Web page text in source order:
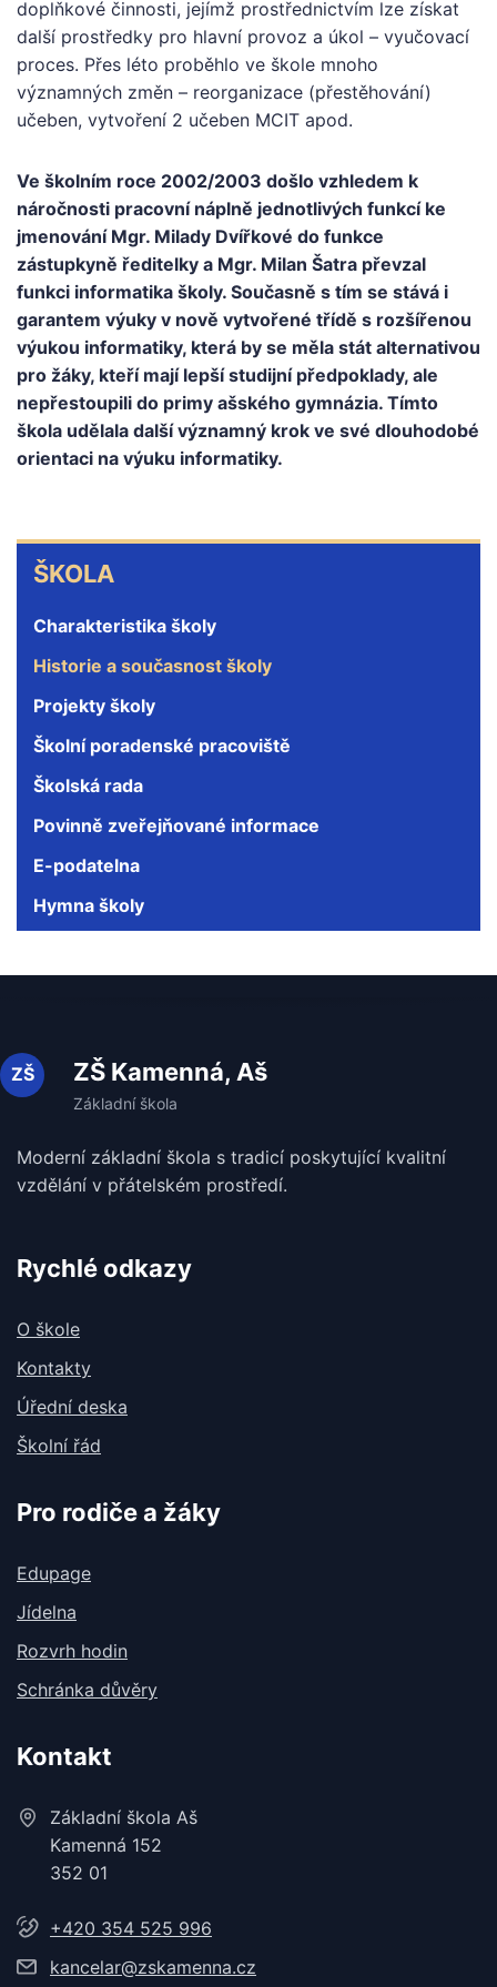
ŠKOLA
ŠKOLA
Charakteristika školy
Historie a současnost školy
Projekty školy
Školní poradenské pracoviště
Školská rada
Povinně zveřejňované informace
E-podatelna
Hymna školy
doplňkové činnosti, jejímž prostřednictvím lze získat
další prostředky pro hlavní provoz a úkol – vyučovací
proces. Přes léto proběhlo ve škole mnoho
významných změn – reorganizace (přestěhování)
učeben, vytvoření 2 učeben MCIT apod.
Ve školním roce 2002/2003 došlo vzhledem k
náročnosti pracovní náplně jednotlivých funkcí ke
jmenování Mgr. Milady Dvířkové do funkce
zástupkyně ředitelky a Mgr. Milan Šatra převzal
funkci informatika školy. Současně s tím se stává i
garantem výuky v nově vytvořené třídě s rozšířenou
výukou informatiky, která by se měla stát alternativou
pro žáky, kteří mají lepší studijní předpoklady, ale
nepřestoupili do primy ašského gymnázia. Tímto
škola udělala další významný krok ve své dlouhodobé
orientaci na výuku informatiky.
ZŠ Kamenná, Aš
Moderní základní škola s tradicí poskytující kvalitní
vzdělání v přátelském prostředí.
Rychlé odkazy
O škole
Kontakty
Úřední deska
Školní řád
Pro rodiče a žáky
Edupage
Jídelna
Rozvrh hodin
Schránka důvěry
Kontakt
Základní škola Aš
Kamenná 152
352 01
+420 354 525 996
kancelar@zskamenna.cz